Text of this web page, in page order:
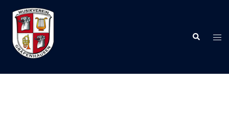
Inhalt
springen
Suche